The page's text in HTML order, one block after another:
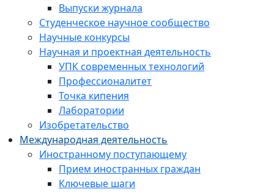
Выпуски журнала
Студенческое научное сообщество
Научные конкурсы
Научная и проектная деятельность
УПК современных технологий
Профессионалитет
Точка кипения
Лаборатории
Изобретательство
Международная деятельность
Иностранному поступающему
Прием иностранных граждан
Ключевые шаги